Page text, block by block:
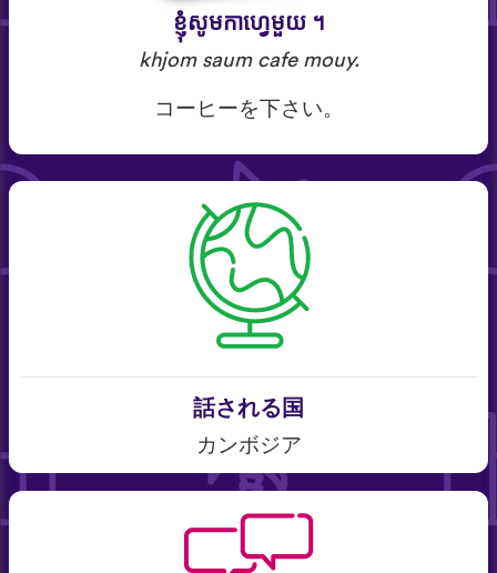
ខ្ញុំ​សូម​កាហ្វេ​មួយ ។
khjom saum cafe mouy.
コーヒーを下さい。
話される国
カンボジア